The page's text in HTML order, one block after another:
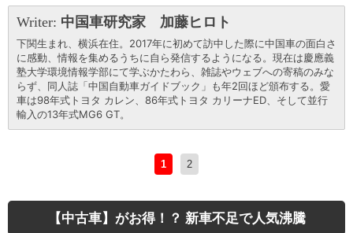
Writer: 中国車研究家 加藤ヒロト
下関生まれ、横浜在住。2017年に初めて訪中した際に中国車の面白さ
に感動、情報を集めるうちに自ら発信するようになる。現在は慶應義
塾大学環境情報学部にて学ぶかたわら、雑誌やウェブへの寄稿のみな
らず、同人誌「中国自動車ガイドブック」も年2回ほど頒布する。愛
車は98年式トヨタ カレン、86年式トヨタ カリーナED、そして並行
輸入の13年式MG6 GT。
1 2
【中古車】がお得！？ 新車不足で人気沸騰